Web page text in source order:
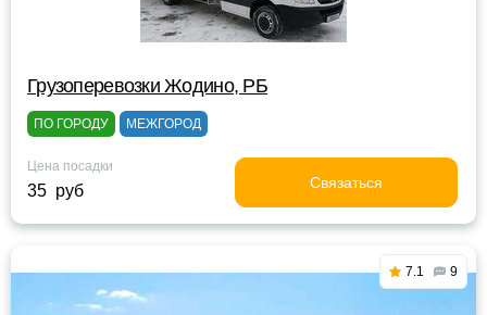
Грузоперевозки Жодино, РБ
ПО ГОРОДУ МЕЖГОРОД
Цена посадки
35 руб Связаться
7.1 9